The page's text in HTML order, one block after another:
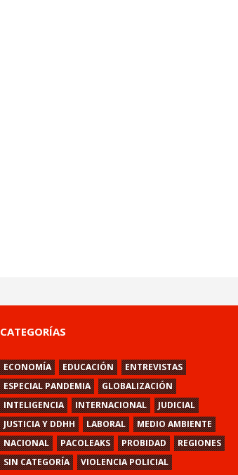
CATEGORÍAS
ECONOMÍA EDUCACIÓN
ENTREVISTAS
ESPECIAL PANDEMIA
GLOBALIZACIÓN
INTELIGENCIA
INTERNACIONAL
JUDICIAL
JUSTICIA Y DDHH
LABORAL
MEDIO AMBIENTE
NACIONAL
PACOLEAKS PROBIDAD
REGIONES
SIN CATEGORÍA
VIOLENCIA POLICIAL